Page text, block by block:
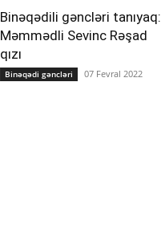
Binəqədili gəncləri tanıyaq:
Məmmədli Sevinc Rəşad
qızı
Binəqədi gəncləri 07 Fevral 2022